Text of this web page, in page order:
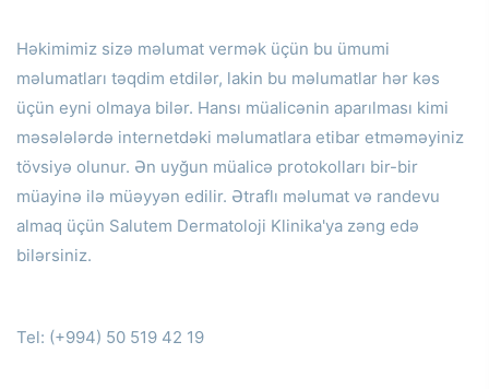
Həkimimiz sizə məlumat vermək üçün bu ümumi
məlumatları təqdim etdilər, lakin bu məlumatlar hər kəs
üçün eyni olmaya bilər. Hansı müalicənin aparılması kimi
məsələlərdə internetdəki məlumatlara etibar etməməyiniz
tövsiyə olunur. Ən uyğun müalicə protokolları bir-bir
müayinə ilə müəyyən edilir. Ətraflı məlumat və randevu
almaq üçün Salutem Dermatoloji Klinika'ya zəng edə
bilərsiniz.
Tel: (+994) 50 519 42 19